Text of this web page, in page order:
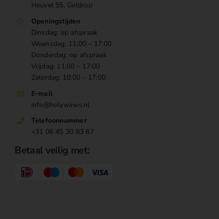
Heuvel 55, Geldrop
Openingstijden
Dinsdag: op afspraak
Woensdag: 11:00 – 17:00
Donderdag: op afspraak
Vrijdag: 11:00 – 17:00
Zaterdag: 10:00 – 17:00
E-mail
info@holywines.nl
Telefoonnummer
+31 06 45 30 83 67
Betaal veilig met: